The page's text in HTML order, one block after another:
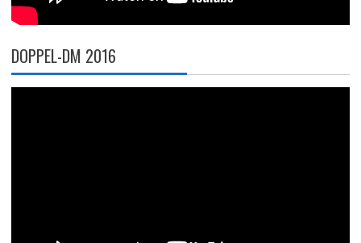
DOPPEL-DM 2016